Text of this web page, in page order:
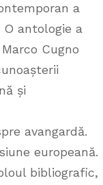
a
antologie a
Cugno
și
avangardă.
europeană.
bibliografic,